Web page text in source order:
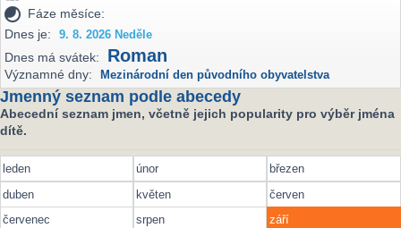
Fáze měsíce:
Dnes je:
9. 8. 2026 Neděle
Dnes má svátek: Roman
Významné dny: Mezinárodní den původního obyvatelstva
Jmenný seznam podle abecedy
Abecední seznam jmen, včetně jejich popularity pro výběr jména
dítě.
leden únor
březen
duben
květen
červen
červenec
srpen
září